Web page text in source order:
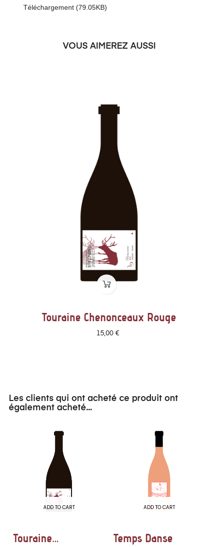
Téléchargement (79.05KB)
VOUS AIMEREZ AUSSI
Touraine Chenonceaux Rouge
Prix
15,00 €
Les clients qui ont acheté ce produit ont
également acheté...
ADD TO CART
Touraine
ADD TO CART
Temps Danse